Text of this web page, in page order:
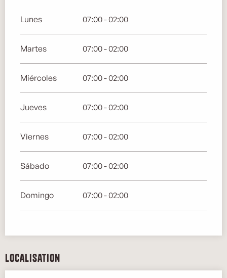
Lunes 07:00 - 02:00
Martes 07:00 - 02:00
Miércoles 07:00 - 02:00
Jueves 07:00 - 02:00
Viernes 07:00 - 02:00
Sábado 07:00 - 02:00
Domingo 07:00 - 02:00
Localisation